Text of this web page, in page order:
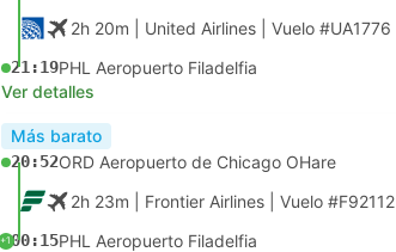
2h 20m | United Airlines Vuelo #UA1776
21:19PHL Aeropuerto Filadelfia
Ver detalles
Más barato
20:52ORD Aeropuerto de Chicago OHare
2h 23m | Frontier Airlines Vuelo #F92112
+100:15PHL Aeropuerto Filadelfia